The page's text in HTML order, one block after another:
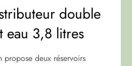
double
eau 3,8 litres
propose deux réservoirs